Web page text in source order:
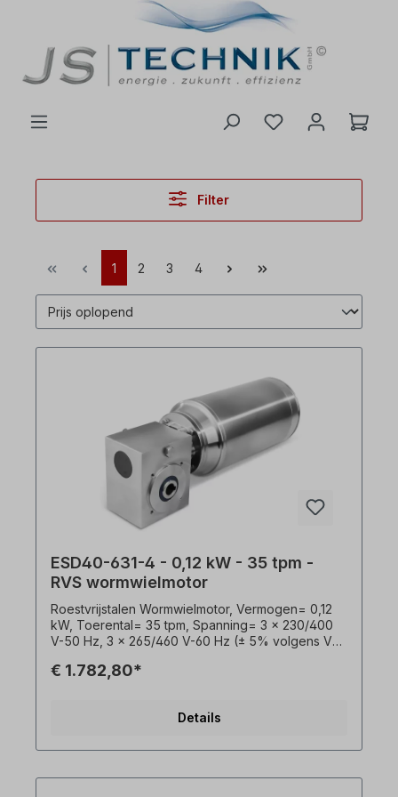
Filter
1 2 3 4
ESD40-631-4 - 0,12 kW - 35 tpm -
RVS wormwielmotor
Roestvrijstalen Wormwielmotor, Vermogen= 0,12
kW, Toerental= 35 tpm, Spanning= 3 x 230/400
V-50 Hz, 3 x 265/460 V-60 Hz (± 5% volgens VDE
F (155°C), Bedrijfsmodus= S1, Inschakelduur= S1-
Toelaatbare zijdelingse krachten (radiaal)= 2290
achterzijde, Gewicht= 16 kg, Temperatuursensor=
€ 1.782,80*
Details